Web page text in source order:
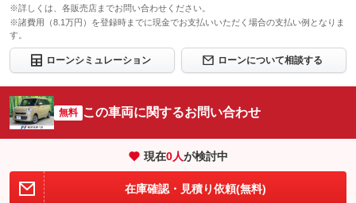
※詳しくは、各販売店までお問い合わせください。
※諸費用（8.1万円）を登録時までに現金でお支払いいただく場合の支払い例となりま
す。
ローンシミュレーション ローンについて相談する
無料 この車両に関するお問い合わせ
現在0人が検討中
在庫確認・見積り依頼(無料)